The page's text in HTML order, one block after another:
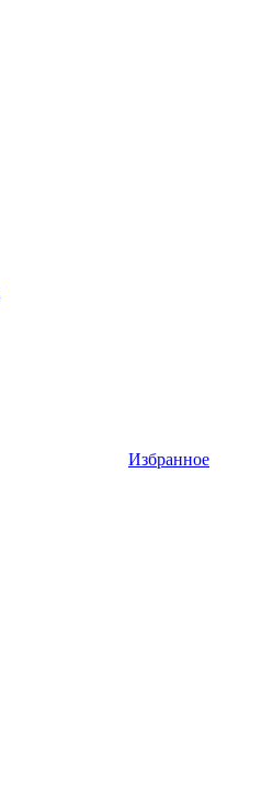
Избранное